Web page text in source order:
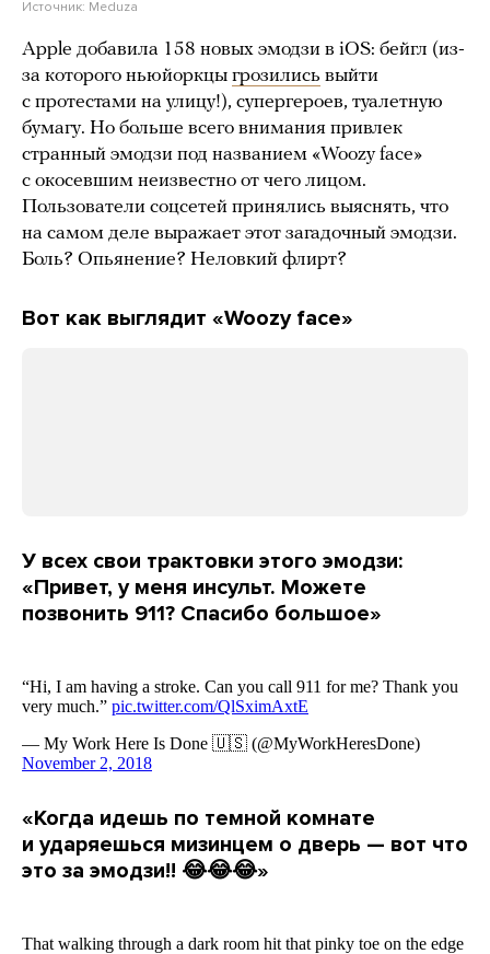
Источник: Meduza
Apple добавила 158 новых эмодзи в iOS: бейгл (из-
за которого ньюйоркцы грозились выйти
с протестами на улицу!), супергероев, туалетную
бумагу. Но больше всего внимания привлек
странный эмодзи под названием «Woozy face»
с окосевшим неизвестно от чего лицом.
Пользователи соцсетей принялись выяснять, что
на самом деле выражает этот загадочный эмодзи.
Боль? Опьянение? Неловкий флирт?
Вот как выглядит «Woozy face»
У всех свои трактовки этого эмодзи:
«Привет, у меня инсульт. Можете
позвонить 911? Спасибо большое»
«Когда идешь по темной комнате
и ударяешься мизинцем о дверь — вот что
это за эмодзи!! 😂😂😂»